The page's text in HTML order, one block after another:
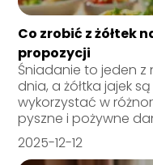
Co zrobić z żółtek
propozycji
Śniadanie to jeden z
dnia, a żółtka jajek
wykorzystać w
pyszne i pożywne
2025-12-12